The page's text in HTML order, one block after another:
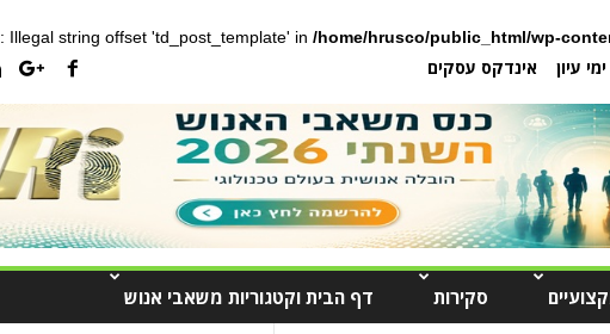
: Illegal string offset 'td_post_template' in /home/hrusco/public_html/wp-
ימי עיון אינדקס עסקים
סקירות דף הבית וקטגוריות משאבי אנוש